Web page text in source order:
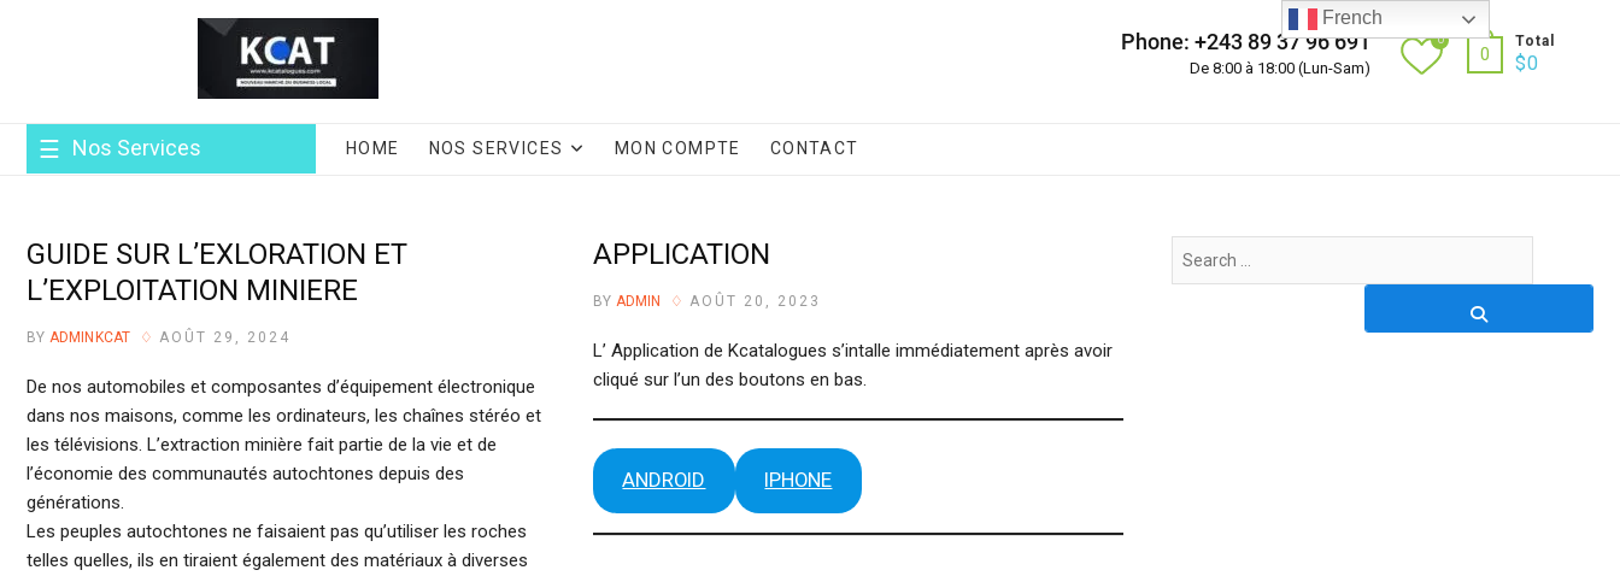
Phone: +243 89 37 96 691
De 8:00 à 18:00 (Lun-Sam)
0
0
Total
$0
Nos Services HOME NOS SERVICES MON COMPTE CONTACT
GUIDE SUR L’EXLORATION ET
L’EXPLOITATION MINIERE
BY ADMINKCAT AOÛT 29, 2024
De nos automobiles et composantes d’équipement électronique
dans nos maisons, comme les ordinateurs, les chaînes stéréo et
les télévisions. L’extraction minière fait partie de la vie et de
l’économie des communautés autochtones depuis des
générations.
Les peuples autochtones ne faisaient pas qu’utiliser les roches
telles quelles, ils en tiraient également des matériaux à diverses
APPLICATION
BY ADMIN AOÛT 20, 2023
L’ Application de Kcatalogues s’intalle immédiatement après avoir
cliqué sur l’un des boutons en bas.
ANDROID IPHONE
Search
French